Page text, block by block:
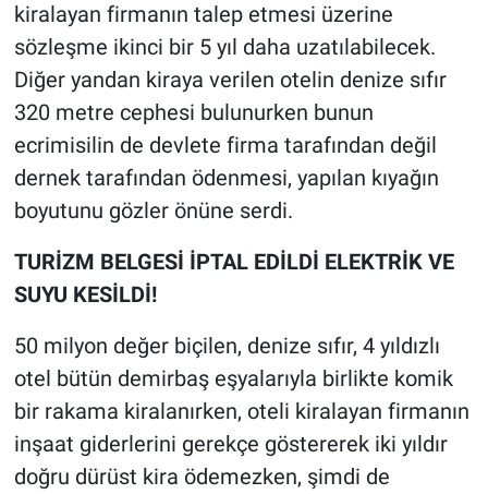
kiralayan firmanın talep etmesi üzerine
sözleşme ikinci bir 5 yıl daha uzatılabilecek.
Diğer yandan kiraya verilen otelin denize sıfır
320 metre cephesi bulunurken bunun
ecrimisilin de devlete firma tarafından değil
dernek tarafından ödenmesi, yapılan kıyağın
boyutunu gözler önüne serdi.
TURİZM BELGESİ İPTAL EDİLDİ ELEKTRİK VE
SUYU KESİLDİ!
50 milyon değer biçilen, denize sıfır, 4 yıldızlı
otel bütün demirbaş eşyalarıyla birlikte komik
bir rakama kiralanırken, oteli kiralayan firmanın
inşaat giderlerini gerekçe göstererek iki yıldır
doğru dürüst kira ödemezken, şimdi de